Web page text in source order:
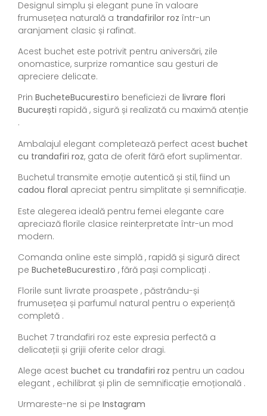
Designul simplu și elegant pune în valoare
frumusețea naturală a trandafirilor roz într-un
aranjament clasic și rafinat.
Acest buchet este potrivit pentru aniversări, zile
onomastice, surprize romantice sau gesturi de
apreciere delicate.
Prin BucheteBucuresti.ro beneficiezi de livrare flori
București rapidă , sigură și realizată cu maximă atenție
.
Ambalajul elegant completează perfect acest buchet
cu trandafiri roz, gata de oferit fără efort suplimentar.
Buchetul transmite emoție autentică și stil, fiind un
cadou floral apreciat pentru simplitate și semnificație.
Este alegerea ideală pentru femei elegante care
apreciază florile clasice reinterpretate într-un mod
modern.
Comanda online este simplă , rapidă și sigură direct
pe BucheteBucuresti.ro , fără pași complicați .
Florile sunt livrate proaspete , păstrându-și
frumusețea și parfumul natural pentru o experiență
completă .
Buchet 7 trandafiri roz este expresia perfectă a
delicateții și grijii oferite celor dragi.
Alege acest buchet cu trandafiri roz pentru un cadou
elegant , echilibrat și plin de semnificație emoțională .
Urmareste-ne si pe Instagram